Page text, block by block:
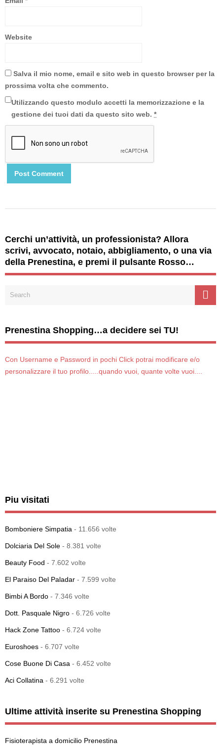
Website
Salva il mio nome, email e sito web in questo browser per la
prossima volta che commento.
Utilizzando questo modulo accetti la memorizzazione e la
gestione dei tuoi dati da questo sito web. *
Cerchi un’attività, un professionista? Allora
scrivi, avvocato, notaio, abbigliamento, o una via
della Prenestina, e premi il pulsante Rosso…
Prenestina Shopping…a decidere sei TU!
Con Username e Password in pochi Click potrai modificare e/o
personalizzare il tuo profilo.....quando vuoi, quante volte vuoi....
Piu visitati
Bomboniere Simpatia - 11.656 volte
Dolciaria Del Sole - 8.381 volte
Beauty Food - 7.602 volte
El Paraiso Del Paladar - 7.599 volte
Bimbi A Bordo - 7.346 volte
Dott. Pasquale Nigro - 6.726 volte
Hack Zone Tattoo - 6.724 volte
Euroshoes - 6.707 volte
Cose Buone Di Casa - 6.452 volte
Aci Collatina - 6.291 volte
Ultime attività inserite su Prenestina Shopping
Fisioterapista a domicilio Prenestina